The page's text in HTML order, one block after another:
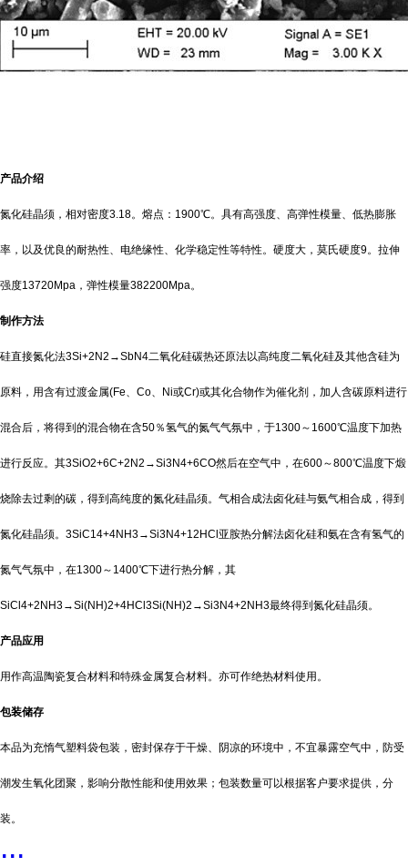
产品介绍
氮化硅晶须，相对密度3.18。熔点：1900℃。具有高强度、高弹性模量、低热膨胀
率，以及优良的耐热性、电绝缘性、化学稳定性等特性。硬度大，莫氏硬度9。拉伸
强度13720Mpa，弹性模量382200Mpa。
制作方法
硅直接氮化法3Si+2N2→SbN4二氧化硅碳热还原法以高纯度二氧化硅及其他含硅为
原料，用含有过渡金属(Fe、Co、Ni或Cr)或其化合物作为催化剂，加人含碳原料进行
混合后，将得到的混合物在含50％氢气的氮气气氛中，于1300～1600℃温度下加热
进行反应。其3SiO2+6C+2N2→Si3N4+6CO然后在空气中，在600～800℃温度下煅
烧除去过剩的碳，得到高纯度的氮化硅晶须。气相合成法卤化硅与氨气相合成，得到
氮化硅晶须。3SiC14+4NH3→Si3N4+12HCl亚胺热分解法卤化硅和氨在含有氢气的
氮气气氛中，在1300～1400℃下进行热分解，其
SiCl4+2NH3→Si(NH)2+4HCl3Si(NH)2→Si3N4+2NH3最终得到氮化硅晶须。
产品应用
用作高温陶瓷复合材料和特殊金属复合材料。亦可作绝热材料使用。
包装储存
本品为充惰气塑料袋包装，密封保存于干燥、阴凉的环境中，不宜暴露空气中，防受
潮发生氧化团聚，影响分散性能和使用效果；包装数量可以根据客户要求提供，分
装。
...